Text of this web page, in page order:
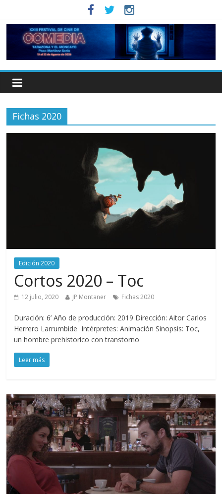
Fichas 2020
Edición 2020
Cortos 2020 – Toc
12 julio, 2020 JP Montaner Fichas 2020
Duración: 6’ Año de producción: 2019 Dirección: Aitor Carlos
Herrero Larrumbide Intérpretes: Animación Sinopsis: Toc,
un hombre prehistorico con transtorno
Leer más